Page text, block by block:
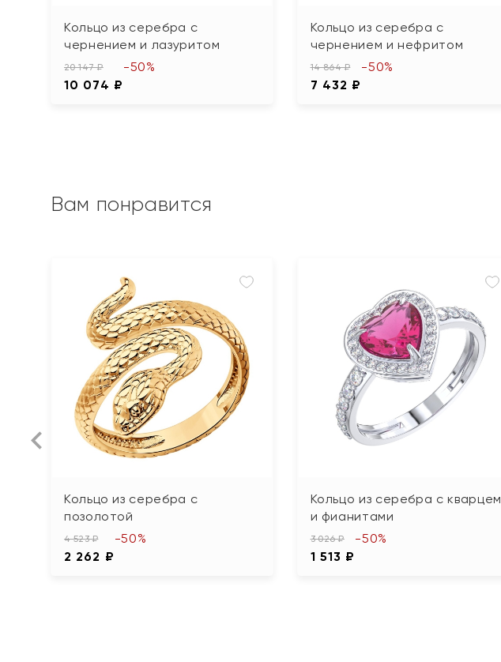
Кольцо из серебра с
чернением и лазуритом
20 147 ₽
10 074 ₽
-50%
Кольцо из серебра с
чернением и нефритом
14 864 ₽
7 432 ₽
-50%
Вам понравится
Кольцо из серебра с
позолотой
4 523 ₽
2 262 ₽
-50%
Кольцо из серебра с кварцем
и фианитами
3 026 ₽
1 513 ₽
-50%